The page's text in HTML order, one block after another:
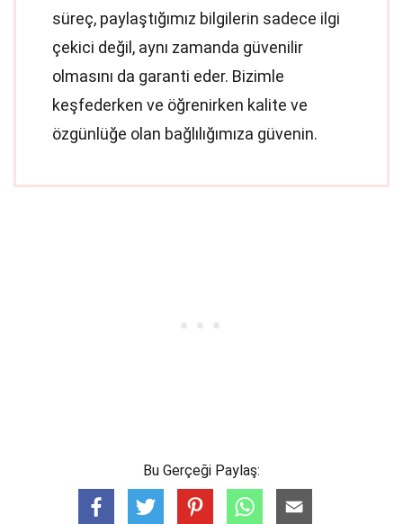
süreç, paylaştığımız bilgilerin sadece ilgi
çekici değil, aynı zamanda güvenilir
olmasını da garanti eder. Bizimle
keşfederken ve öğrenirken kalite ve
özgünlüğe olan bağlılığımıza güvenin.
Bu Gerçeği Paylaş: